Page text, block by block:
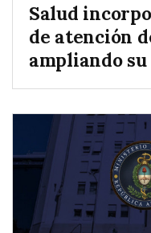
Salud
de atención
ampliando